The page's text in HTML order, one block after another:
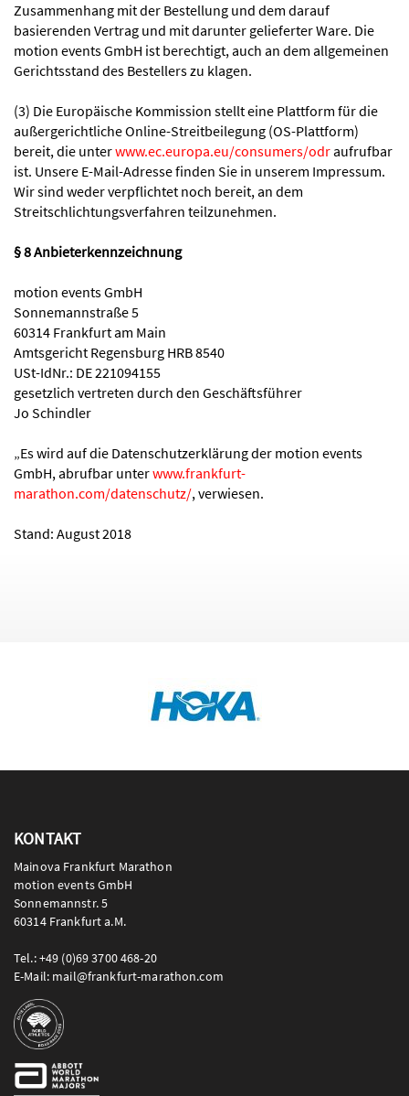
Zusammenhang mit der Bestellung und dem darauf
basierenden Vertrag und mit darunter gelieferter Ware. Die
motion events GmbH ist berechtigt, auch an dem allgemeinen
Gerichtsstand des Bestellers zu klagen.
(3) Die Europäische Kommission stellt eine Plattform für die
außergerichtliche Online-Streitbeilegung (OS-Plattform)
bereit, die unterwww.ec.europa.eu/consumers/odraufrufbar
ist. Unsere E-Mail-Adresse finden Sie in unserem Impressum.
Wir sind weder verpflichtet noch bereit, an dem
Streitschlichtungsverfahren teilzunehmen.
§ 8 Anbieterkennzeichnung
motion events GmbH
Sonnemannstraße 5
60314 Frankfurt am Main
Amtsgericht Regensburg HRB 8540
USt-IdNr.: DE 221094155
gesetzlich vertreten durch den Geschäftsführer
Jo Schindler
„Es wird auf die Datenschutzerklärung der motion events
GmbH, abrufbar unterwww.frankfurt-
marathon.com/datenschutz/, verwiesen.
Stand: August 2018
KONTAKT
Mainova Frankfurt Marathon
motion events GmbH
Sonnemannstr. 5
60314 Frankfurt a.M.
Tel.: +49 (0)69 3700 468-20
E-Mail: mail@frankfurt-marathon.com